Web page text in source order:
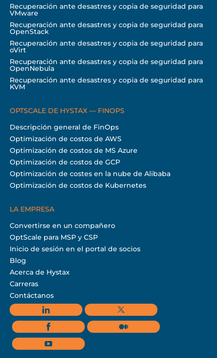
Recuperación ante desastres y copia de seguridad para
VMware
Recuperación ante desastres y copia de seguridad para
OpenStack
Recuperación ante desastres y copia de seguridad para
oVirt
Recuperación ante desastres y copia de seguridad para
OpenNebula
Recuperación ante desastres y copia de seguridad para
KVM
OPTSCALE DE HYSTAX — FINOPS
Descripción general de FinOps
Optimización de costos de AWS
Optimización de costos de MS Azure
Optimización de costos de GCP
Optimización de costes en la nube de Alibaba
Optimización de costos de Kubernetes
LA EMPRESA
Convertirse en un compañero
OptScale para MSP y CSP
Inicio de sesión en el portal de socios
Blog
Acerca de Hystax
Carreras
Contáctanos